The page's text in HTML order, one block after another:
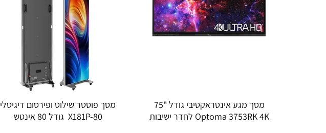
מסך מגע אינטראקטיבי גודל "75
Optoma 3753RK 4K לחדר ישיבות
מסך פוסטר שילוט ופירסום דיגיטלי
X181P-80 גודל 80 אינטש